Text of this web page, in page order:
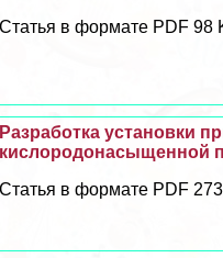
Статья в формате PDF 98
Разработка установки
кислородонасыщенной
Статья в формате PDF